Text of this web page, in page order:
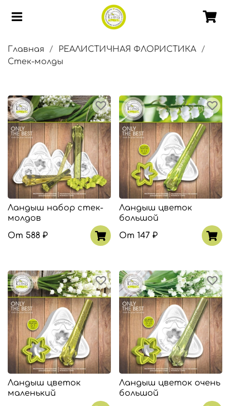
Главная
РЕАЛИСТИЧНАЯ ФЛОРИСТИКА
Стек-молды
Ландыш набор стек-
молдов
От 588 ₽
Ландыш цветок
большой
От 147 ₽
Ландыш цветок
маленький
Ландыш цветок очень
большой